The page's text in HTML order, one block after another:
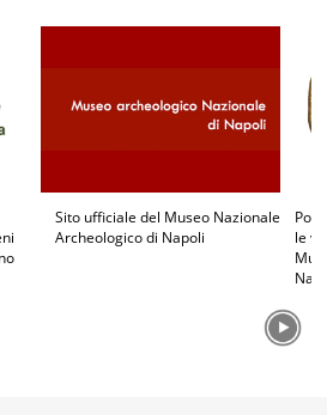
Sito ufficiale del Museo Nazionale
Archeologico di Napoli
le